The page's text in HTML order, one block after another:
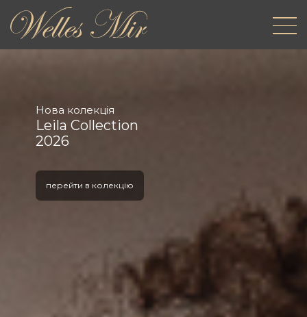
Нова колекція
Leila Collection
2026
перейти в колекцію